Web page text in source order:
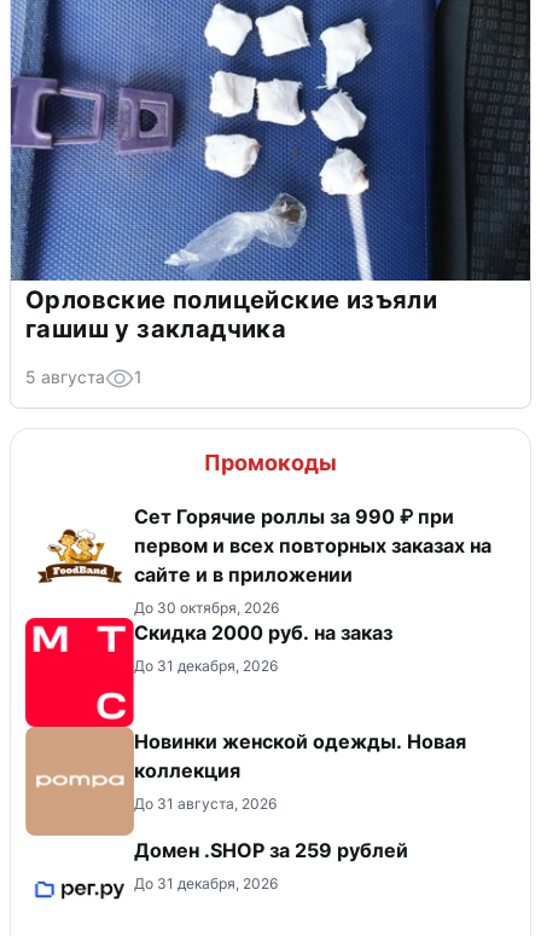
Орловские полицейские изъяли
гашиш у закладчика
5 августа 1
Промокоды
Сет Горячие роллы за 990 ₽ при
первом и всех повторных заказах на
сайте и в приложении
До 30 октября, 2026
Скидка 2000 руб. на заказ
До 31 декабря, 2026
Новинки женской одежды. Новая
коллекция
До 31 августа, 2026
Домен .SHOP за 259 рублей
До 31 декабря, 2026